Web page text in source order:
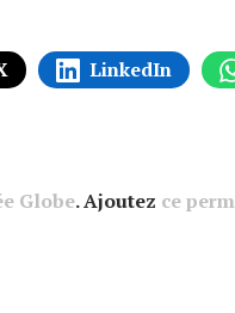
LinkedIn
Globe. Ajoutez ce